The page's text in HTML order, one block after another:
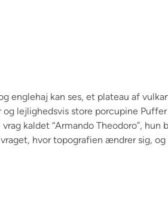
englehaj kan ses, et plateau af
lejlighedsvis store porcupine
kaldet “Armando Theodoro”,
hvor topografien ændrer sig,